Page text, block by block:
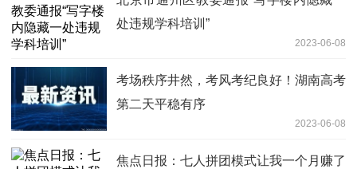
处违规学科培训”
2023-06-08
考场秩序井然，考风考纪良好！湖南高考
第二天平稳有序
2023-06-08
焦点日报：七人拼团模式让我一个月赚了